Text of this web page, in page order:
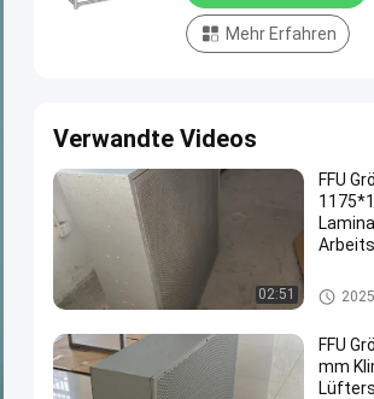
Mehr Erfahren
Verwandte Videos
02:51
FFU
FFU
mm